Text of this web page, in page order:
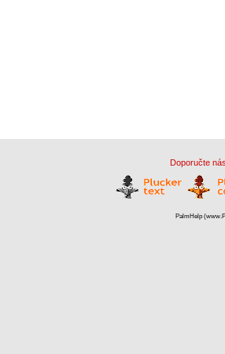
Doporučte nás
PalmHelp